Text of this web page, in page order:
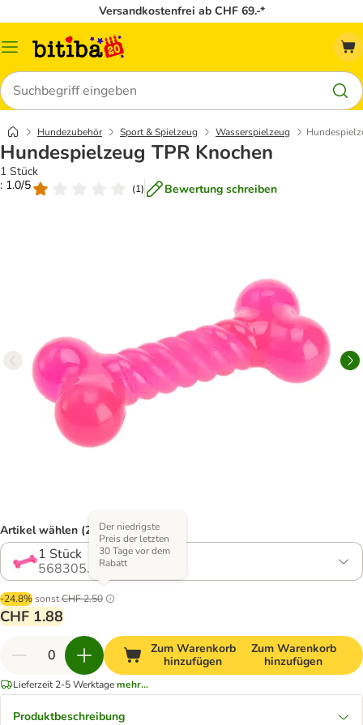
Versandkostenfrei ab CHF 69.-*
Menü
Suchen
Hundezubehör Sport & Spielzeug Wasserspielzeug
Hundespielzeug TPR Knochen
1 Stück
: 1.0/5
(1) Bewertung schreiben
Artikel wählen (2 Varianten)
1 Stück
568305.0
-24.8%sonstCHF 2.50
Der niedrigste
Preis der letzten
30 Tage vor dem
Rabatt
CHF 1.88
Zum Warenkorb
hinzufügen
Zum Warenkorb
hinzufügen
Lieferzeit 2-5 Werktagemehr...
Produktbeschreibung